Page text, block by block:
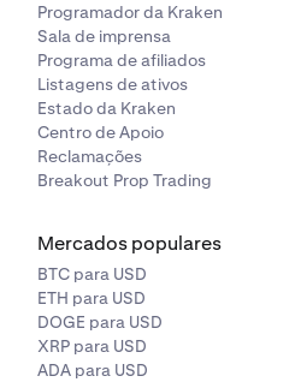
Programador da Kraken
Sala de imprensa
Programa de afiliados
Listagens de ativos
Estado da Kraken
Centro de Apoio
Reclamações
Breakout Prop Trading
Mercados populares
BTC para USD
ETH para USD
DOGE para USD
XRP para USD
ADA para USD